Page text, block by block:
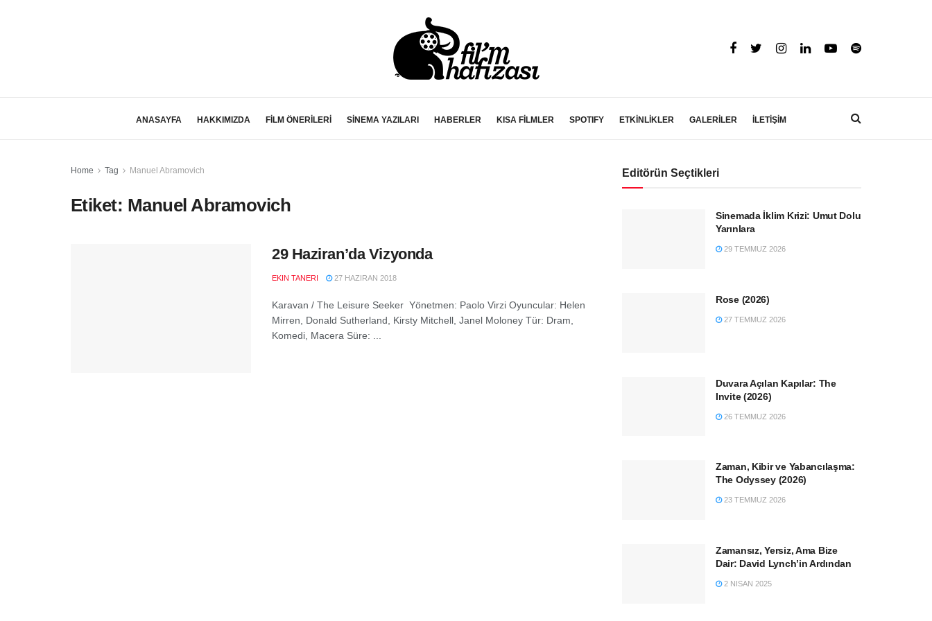
ANASAYFA HAKKIMIZDA FİLM ÖNERİLERİ SİNEMA YAZILARI HABERLER KISA FİLMLER SPOTIFY ETKİNLİKLER GALERİLER İLETİŞİM
Home Tag Manuel Abramovich
Etiket: Manuel Abramovich
29 Haziran’da Vizyonda
EKIN TANERI 27 HAZIRAN 2018
Karavan / The Leisure Seeker Yönetmen: Paolo Virzi Oyuncular: Helen
Mirren, Donald Sutherland, Kirsty Mitchell, Janel Moloney Tür: Dram,
Komedi, Macera Süre: ...
Editörün Seçtikleri
Sinemada İklim Krizi: Umut Dolu
Yarınlara
29 TEMMUZ 2026
Rose (2026)
27 TEMMUZ 2026
Duvara Açılan Kapılar: The
Invite (2026)
26 TEMMUZ 2026
Zaman, Kibir ve Yabancılaşma:
The Odyssey (2026)
23 TEMMUZ 2026
Zamansız, Yersiz, Ama Bize
Dair: David Lynch’in Ardından
2 NISAN 2025